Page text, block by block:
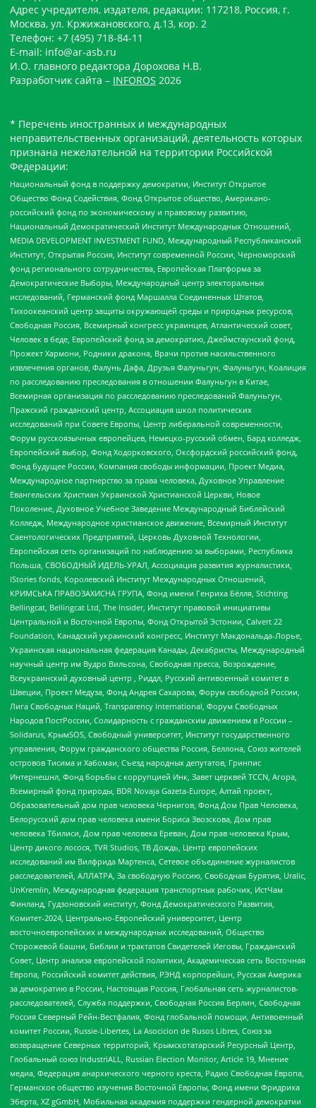
Адрес учредителя, издателя, редакции: 117218, Россия, г.
Москва, ул. Кржижановского, д.13, кор. 2
Телефон: +7 (495) 718-84-11
E-mail: info@ar-asb.ru
И.О. главного редактора Дорохова Н.В.
Разработчик сайта – INFOROS 2026
* Перечень иностранных и международных
неправительственных организаций, деятельность которых
признана нежелательной на территории Российской
Федерации:
Национальный фонд в поддержку демократии, Институт Открытое
Общество Фонд Содействия, Фонд Открытое общество, Американо-
российский фонд по экономическому и правовому развитию,
Национальный Демократический Институт Международных Отношений,
MEDIA DEVELOPMENT INVESTMENT FUND, Международный Республиканский
Институт, Открытая Россия, Институт современной России, Черноморский
фонд регионального сотрудничества, Европейская Платформа за
Демократические Выборы, Международный центр электоральных
исследований, Германский фонд Маршалла Соединенных Штатов,
Тихоокеанский центр защиты окружающей среды и природных ресурсов,
Свободная Россия, Всемирный конгресс украинцев, Атлантический совет,
Человек в беде, Европейский фонд за демократию, Джеймстаунский фонд,
Прожект Хармони, Родники дракона, Врачи против насильственного
извлечения органов, Фалунь Дафа, Друзья Фалуньгун, Фалуньгун, Коалиция
по расследованию преследования в отношении Фалуньгун в Китае,
Всемирная организация по расследованию преследований Фалуньгун,
Пражский гражданский центр, Ассоциация школ политических
исследований при Совете Европы, Центр либеральной современности,
Форум русскоязычных европейцев, Немецко-русский обмен, Бард колледж,
Европейский выбор, Фонд Ходорковского, Оксфордский российский фонд,
Фонд Будущее России, Компания свободы информации, Проект Медиа,
Международное партнерство за права человека, Духовное Управление
Евангельских Христиан Украинской Христианской Церкви, Новое
Поколение, Духовное Учебное Заведение Международный Библейский
Колледж, Международное христианское движение, Всемирный Институт
Саентологических Предприятий, Церковь Духовной Технологии,
Европейская сеть организаций по наблюдению за выборами, Республика
Польша, СВОБОДНЫЙ ИДЕЛЬ-УРАЛ, Ассоциация развития журналистики,
IStories fonds, Королевский Институт Международных Отношений,
КРИМСЬКА ПРАВОЗАХИСНА ГРУПА, Фонд имени Генриха Бёлля, Stichting
Bellingcat, Bellingcat Ltd, The Insider, Институт правовой инициативы
Центральной и Восточной Европы, Фонд Открытой Эстонии, Calvert 22
Foundation, Канадский украинский конгресс, Институт Макдональда-Лорье,
Украинская национальная федерация Канады, Декабристы, Международный
научный центр им Вудро Вильсона, Свободная пресса, Возрождение,
Всеукраинский духовный центр , Риддл, Русский антивоенный комитет в
Швеции, Проект Медуза, Фонд Андрея Сахарова, Форум свободной России,
Лига Свободных Наций, Transparеncy International, Форум Свободных
Народов ПостРоссии, Солидарность с гражданским движением в России –
Solidarus, КрымSOS, Свободный университет, Институт государственного
управления, Форум гражданского общества Россия, Беллона, Союз жителей
островов Тисима и Хабомаи, Съезд народных депутатов, Гринпис
Интернешнл, Фонд борьбы с коррупцией Инк, Завет церквей TCCN, Агора,
Всемирный фонд природы, BDR Novaja Gazeta-Europe, Алтай проект,
Образовательный дом прав человека Чернигов, Фонд Дом Прав Человека,
Белорусский дом прав человека имени Бориса Звозскова, Дом прав
человека Тбилиси, Дом прав человека Ереван, Дом прав человека Крым,
Центр дикого лосося, TVR Studios, ТВ Дождь, Центр европейских
исследований им Вилфрида Мартенса, Сетевое объединение журналистов
расследователей, АЛЛАТРА, За свободную Россию, Свободная Бурятия, Uralic,
UnKremlin, Международная федерация транспортных рабочих, ИстЧам
Финланд, Гудзоновский институт, Фонд Демократического Развития,
Комитет-2024, Центрально-Европейский университет, Центр
восточноевропейских и международных исследований, Общество
Сторожевой башни, Библии и трактатов Свидетелей Иеговы, Гражданский
Совет, Центр анализа европейской политики, Академическая сеть Восточная
Европа, Российский комитет действия, РЭНД корпорейшн, Русская Америка
за демократию в России, Настоящая Россия, Глобальная сеть журналистов-
расследователей, Служба поддержки, Свободная Россия Берлин, Свободная
Россия Северный Рейн-Вестфалия, Фонд глобальной помощи, Антивоенный
комитет России, Russie-Libertes, La Asocicion de Rusos Libres, Союз за
возвращение Северных территорий, Крымскотатарский Ресурсный Центр,
Глобальный союз IndustriALL, Russian Election Monitor, Article 19, Мнение
медиа, Федерация анархического черного креста, Радио Свободная Европа,
Германское общество изучения Восточной Европы, Фонд имени Фридриха
Эберта, XZ gGmbH, Мобильная академия поддержки гендерной демократии